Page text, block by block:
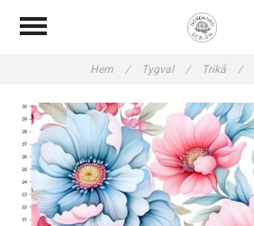
Hem / Tygval / Trikå /